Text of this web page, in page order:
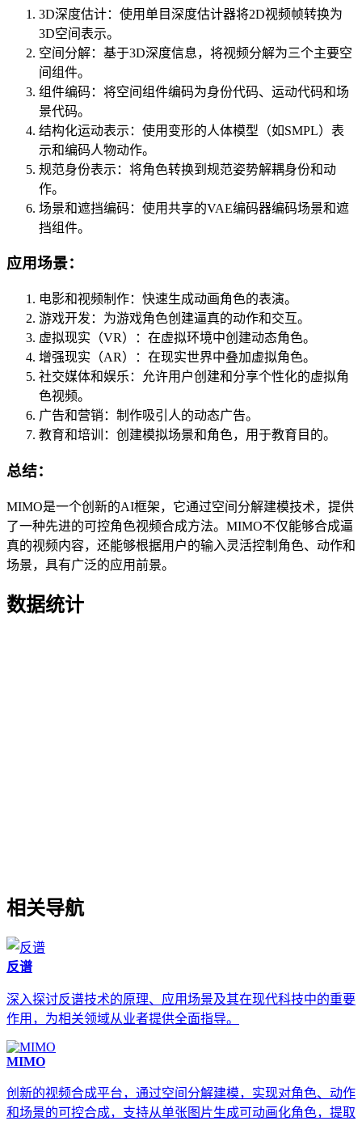
3D深度估计：使用单目深度估计器将2D视频帧转换为
3D空间表示。
空间分解：基于3D深度信息，将视频分解为三个主要空
间组件。
组件编码：将空间组件编码为身份代码、运动代码和场
景代码。
结构化运动表示：使用变形的人体模型（如SMPL）表
示和编码人物动作。
规范身份表示：将角色转换到规范姿势解耦身份和动
作。
场景和遮挡编码：使用共享的VAE编码器编码场景和遮
挡组件。
应用场景：
电影和视频制作：快速生成动画角色的表演。
游戏开发：为游戏角色创建逼真的动作和交互。
虚拟现实（VR）：在虚拟环境中创建动态角色。
增强现实（AR）：在现实世界中叠加虚拟角色。
社交媒体和娱乐：允许用户创建和分享个性化的虚拟角
色视频。
广告和营销：制作吸引人的动态广告。
教育和培训：创建模拟场景和角色，用于教育目的。
总结：
MIMO是一个创新的AI框架，它通过空间分解建模技术，提供
了一种先进的可控角色视频合成方法。MIMO不仅能够合成逼
真的视频内容，还能够根据用户的输入灵活控制角色、动作和
场景，具有广泛的应用前景。
数据统计
相关导航
反谱
深入探讨反谱技术的原理、应用场景及其在现代科技中的重要
作用，为相关领域从业者提供全面指导。
MIMO
创新的视频合成平台，通过空间分解建模，实现对角色、动作
和场景的可控合成，支持从单张图片生成可动画化角色，提取